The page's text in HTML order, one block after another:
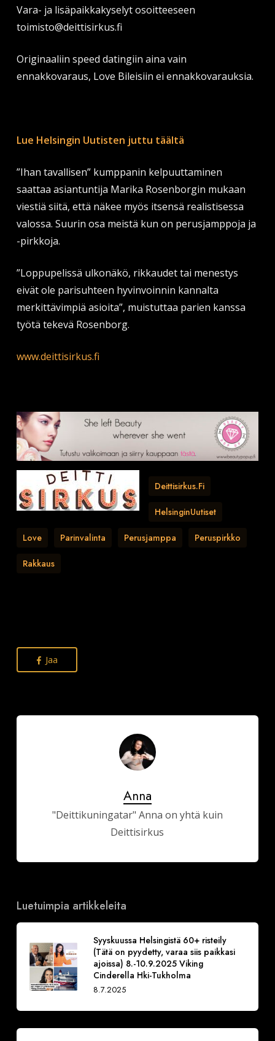
Vara- ja lisäpaikkakyselyt osoitteeseen
toimisto@deittisirkus.fi
Originaaliin speed datingiin aina vain
ennakkovaraus, Love Bileisiin ei ennakkovarauksia.
Lue Helsingin Uutisten juttu täältä
”Ihan tavallisen” kumppanin kelpuuttaminen
saattaa asiantuntija Marika Rosenborgin mukaan
viestiä siitä, että näkee myös itsensä realistisessa
valossa. Suurin osa meistä kun on perusjamppoja ja
-pirkkoja.
”Loppupelissä ulkonäkö, rikkaudet tai menestys
eivät ole parisuhteen hyvinvoinnin kannalta
merkittävimpiä asioita”, muistuttaa parien kanssa
työtä tekevä Rosenborg.
www.deittisirkus.fi
Deittisirkus.fi
HelsinginUutiset
Love Parinvalinta Perusjamppa Peruspirkko
Rakkaus
Jaa
Anna
"Deittikuningatar" Anna on yhtä kuin
Deittisirkus
Luetuimpia artikkeleita
Syyskuussa Helsingistä 60+ risteily
(Tätä on pyydetty, varaa siis paikkasi
ajoissa) 8.-10.9.2025 Viking
Cinderella Hki-Tukholma
8.7.2025